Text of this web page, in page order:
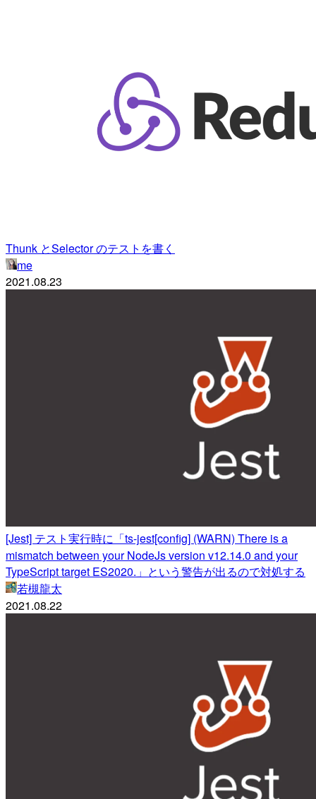
Thunk とSelector のテストを書く
me
2021.08.23
[Jest] テスト実行時に「ts-jest[config] (WARN) There is a
mismatch between your NodeJs version v12.14.0 and your
TypeScript target ES2020.」という警告が出るので対処する
若槻龍太
2021.08.22